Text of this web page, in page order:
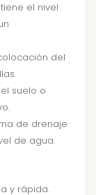
el nivel
del
suelo o
de drenaje
de agua.
y rápida.